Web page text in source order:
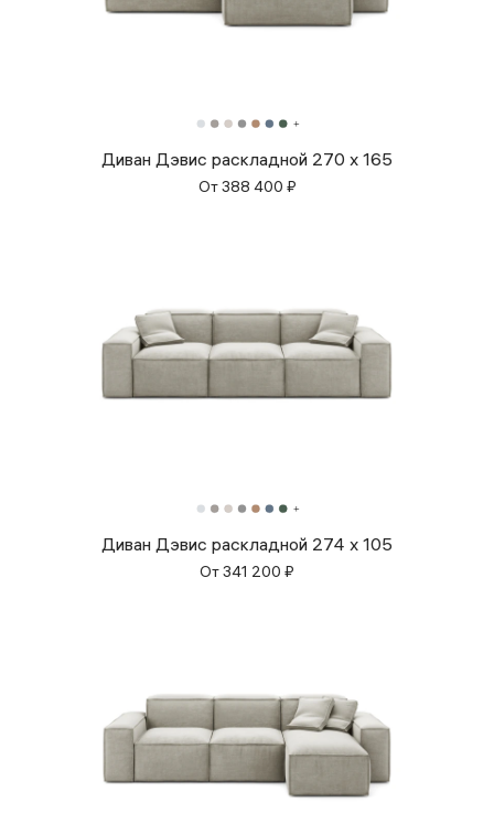
Диван Дэвис раскладной 270 x 165
От388 400 ₽
Диван Дэвис раскладной 274 x 105
От341 200 ₽